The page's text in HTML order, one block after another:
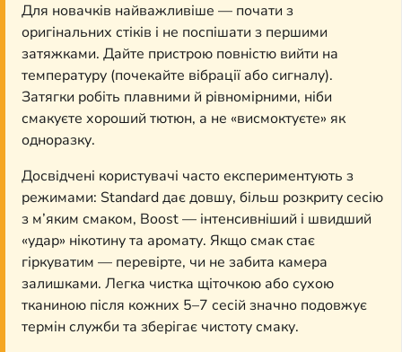
Для новачків найважливіше — почати з
оригінальних стіків і не поспішати з першими
затяжками. Дайте пристрою повністю вийти на
температуру (почекайте вібрації або сигналу).
Затягки робіть плавними й рівномірними, ніби
смакуєте хороший тютюн, а не «висмоктуєте» як
одноразку.
Досвідчені користувачі часто експериментують з
режимами: Standard дає довшу, більш розкриту сесію
з м’яким смаком, Boost — інтенсивніший і швидший
«удар» нікотину та аромату. Якщо смак стає
гіркуватим — перевірте, чи не забита камера
залишками. Легка чистка щіточкою або сухою
тканиною після кожних 5–7 сесій значно подовжує
термін служби та зберігає чистоту смаку.